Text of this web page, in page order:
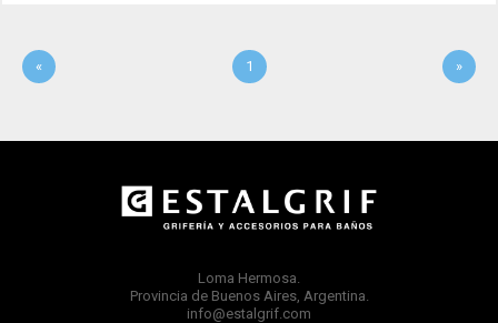
« 1 »
Loma Hermosa.
Provincia de Buenos Aires, Argentina.
info@estalgrif.com